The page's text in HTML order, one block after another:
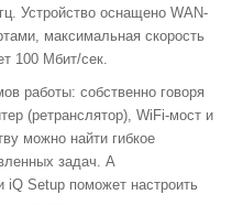
Устройство оснащено WAN-
максимальная скорость
100 Мбит/сек.
работы: собственно говоря
(ретранслятор), WiFi-мост и
можно найти гибкое
задач. А
iQ Setup поможет настроить